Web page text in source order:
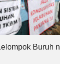
Buruh